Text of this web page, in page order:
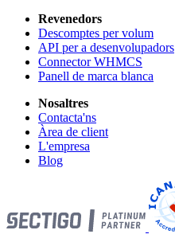
Revenedors
Descomptes per volum
API per a desenvolupadors
Connector WHMCS
Panell de marca blanca
Nosaltres
Contacta'ns
Àrea de client
L'empresa
Blog